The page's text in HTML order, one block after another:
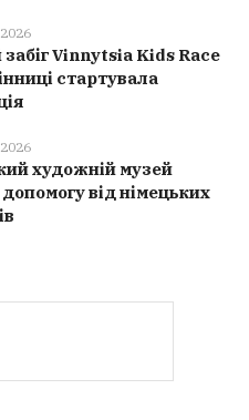
Vinnytsia Kids Race
стартувала
художній музей
від німецьких